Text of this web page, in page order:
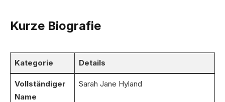
Kurze Biografie
Kategorie Details
Vollständiger
Name
Sarah Jane Hyland